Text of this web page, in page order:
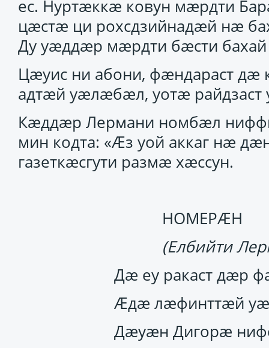
ес. Нуртӕккӕ ковун мӕрдти
цӕстӕ ци рохсдзийнадӕй нӕ
Ду уӕддӕр мӕрдти бӕсти
Цӕуис ни абони, фӕндараст
адтӕй уӕлӕбӕл, уотӕ
Кӕддӕр Лермани номбӕл
мин кодта: «Ӕз уой аккаг нӕ
газеткӕсгути размӕ хӕссун.
НОМЕРӔН
(Елбийти
Дӕ еу ракаст дӕр
Ӕдӕ лӕфинттӕй
Дӕуӕн Дигорӕ